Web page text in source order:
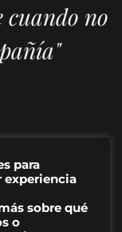
cuando no
para
experiencia
sobre qué
o